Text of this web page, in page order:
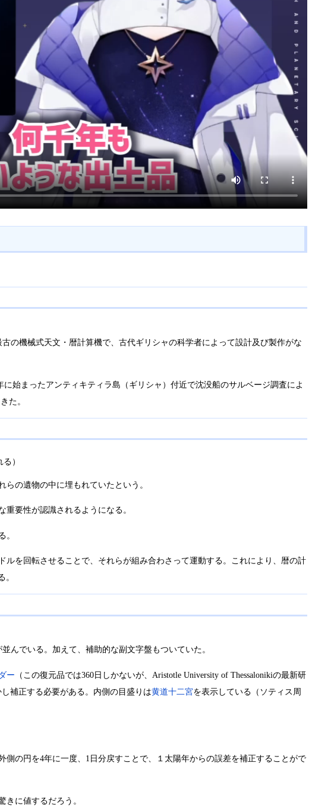
の機械式天文・暦計算機で、古代ギリシャの科学者によって設計及び製作がな
始まったアンティキティラ島（ギリシャ）付近で沈没船のサルベージ調査によ
た。
）
の遺物の中に埋もれていたという。
要性が認識されるようになる。
。
を回転させることで、それらが組み合わさって運動する。これにより、暦の計
。
んでいる。加えて、補助的な副文字盤もついていた。
ー （この復元品では360日しかないが、Aristotle University of Thessalonikiの最新研
補正する必要がある。内側の目盛りは黄道十二宮を表示している（ソティス周
の円を4年に一度、1日分戻すことで、１太陽年からの誤差を補正することがで
に値するだろう。